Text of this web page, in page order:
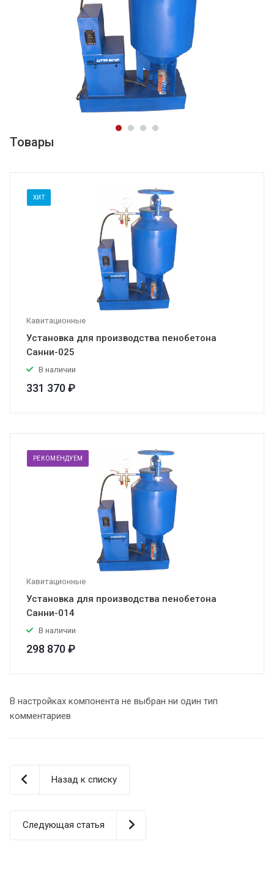
Товары
ХИТ
Кавитационные
Установка для производства пенобетона
Санни-025
В наличии
331 370 ₽
РЕКОМЕНДУЕМ
Кавитационные
Установка для производства пенобетона
Санни-014
В наличии
298 870 ₽
В настройках компонента не выбран ни один тип
комментариев
Назад к списку
Следующая статья